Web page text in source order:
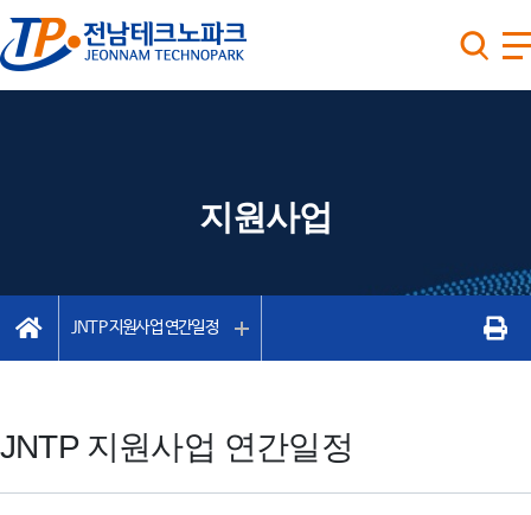
지원사업
JNTP 지원사업 연간일정
JNTP 지원사업 연간일정